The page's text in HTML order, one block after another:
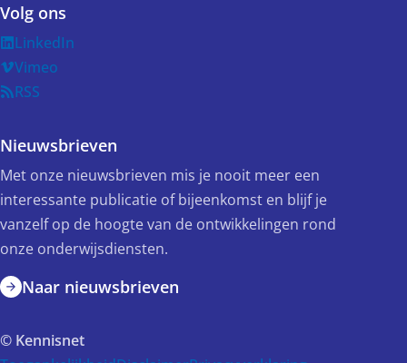
Volg ons
LinkedIn
Vimeo
RSS
Nieuwsbrieven
Met onze nieuwsbrieven mis je nooit meer een
interessante publicatie of bijeenkomst en blijf je
vanzelf op de hoogte van de ontwikkelingen rond
onze onderwijsdiensten.
Naar nieuwsbrieven
© Kennisnet